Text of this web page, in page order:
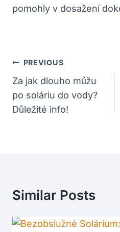
pomohly v dosažení
Navigace
Pro
Příspěvek
PREVIOUS
Za jak dlouho můžu
po soláriu do vody?
Důležité info!
Similar Posts